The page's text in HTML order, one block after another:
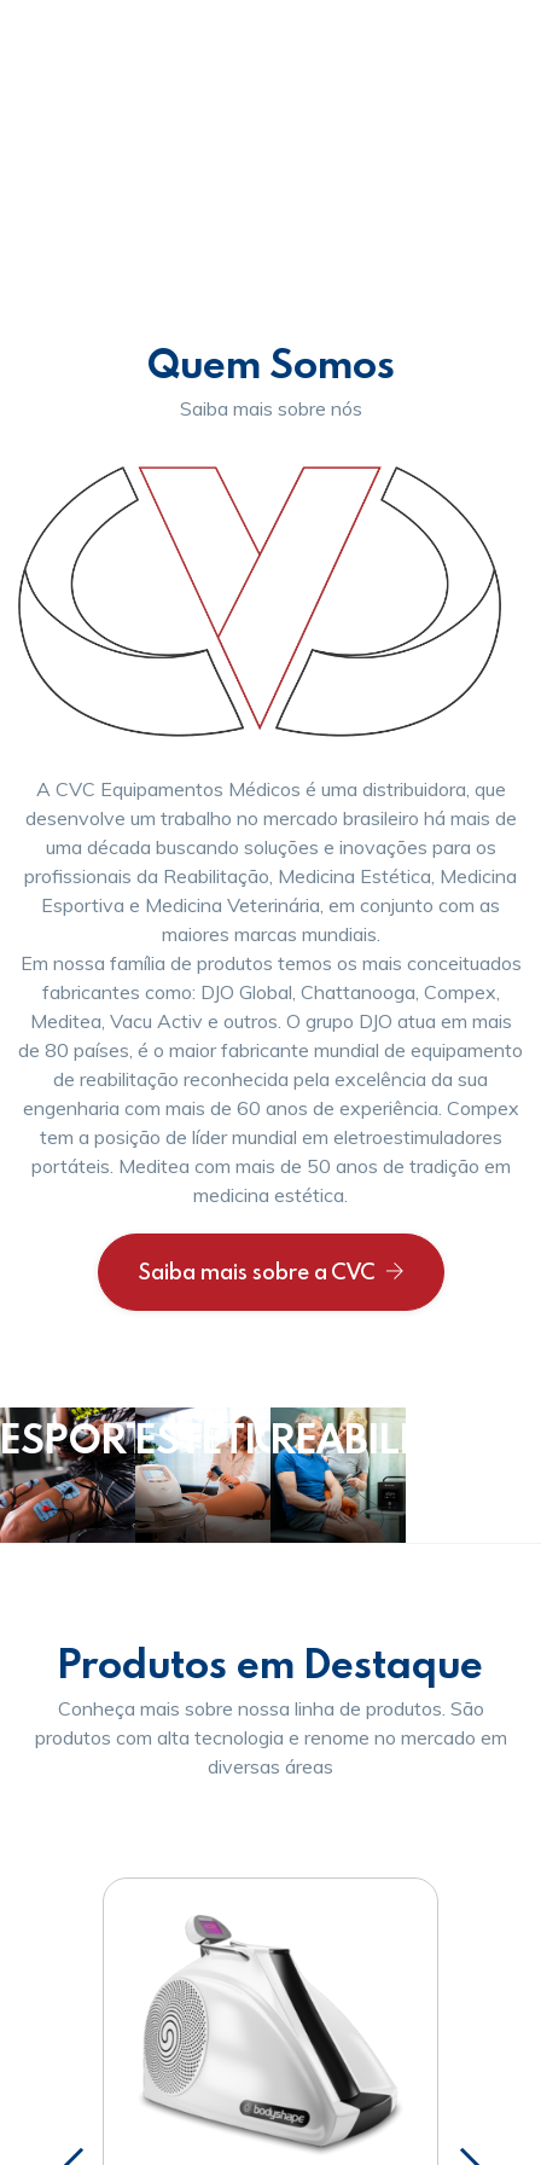
Quem Somos
Saiba mais sobre nós
A CVC Equipamentos Médicos é uma distribuidora, que
desenvolve um trabalho no mercado brasileiro há mais de
uma década buscando soluções e inovações para os
profissionais da Reabilitação, Medicina Estética, Medicina
Esportiva e Medicina Veterinária, em conjunto com as
maiores marcas mundiais.
Em nossa família de produtos temos os mais conceituados
fabricantes como: DJO Global, Chattanooga, Compex,
Meditea, Vacu Activ e outros. O grupo DJO atua em mais
de 80 países, é o maior fabricante mundial de equipamento
de reabilitação reconhecida pela excelência da sua
engenharia com mais de 60 anos de experiência. Compex
tem a posição de líder mundial em eletroestimuladores
portáteis. Meditea com mais de 50 anos de tradição em
medicina estética.
Saiba mais sobre a CVC
ESPORTEESTÉTICA
Produtos em Destaque
Conheça mais sobre nossa linha de produtos. São
produtos com alta tecnologia e renome no mercado em
diversas áreas